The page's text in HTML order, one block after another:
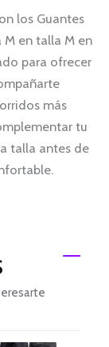
los Guantes
M en talla M en
para ofrecer
más
tu
talla antes de